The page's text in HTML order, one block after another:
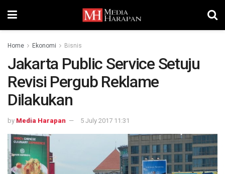
Home Ekonomi Bisnis
Jakarta Public Service Setuju
Revisi Pergub Reklame
Dilakukan
by Media Harapan 5 July 2017 11:31